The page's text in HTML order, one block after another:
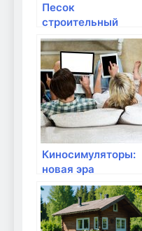
Песок
строительный
купить с
доставкой в
Москве и области,
цена за 1 м3
Киносимуляторы:
новая эра
домашнего
развлечения с
модемом